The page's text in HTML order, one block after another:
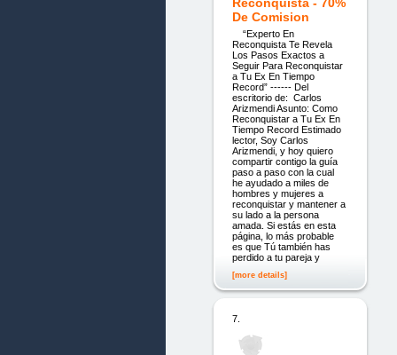
Reconquista - 70%
De Comision
“Experto En
Reconquista Te Revela
Los Pasos Exactos a
Seguir Para Reconquistar
a Tu Ex En Tiempo
Record” ------ Del
escritorio de: Carlos
Arizmendi Asunto: Como
Reconquistar a Tu Ex En
Tiempo Record Estimado
lector, Soy Carlos
Arizmendi, y hoy quiero
compartir contigo la guía
paso a paso con la cual
he ayudado a miles de
hombres y mujeres a
reconquistar y mantener a
su lado a la persona
amada. Si estás en esta
página, lo más probable
es que Tú también has
perdido a tu pareja y
[more details]
7.